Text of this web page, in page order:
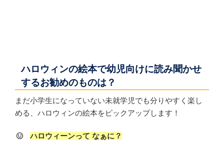
ハロウィンの絵本で幼児向けに読み聞かせ
するお勧めのものは？
まだ小学生になっていない未就学児でも分りやすく楽し
める、ハロウィンの絵本をピックアップします！
ハロウィーンって なぁに？